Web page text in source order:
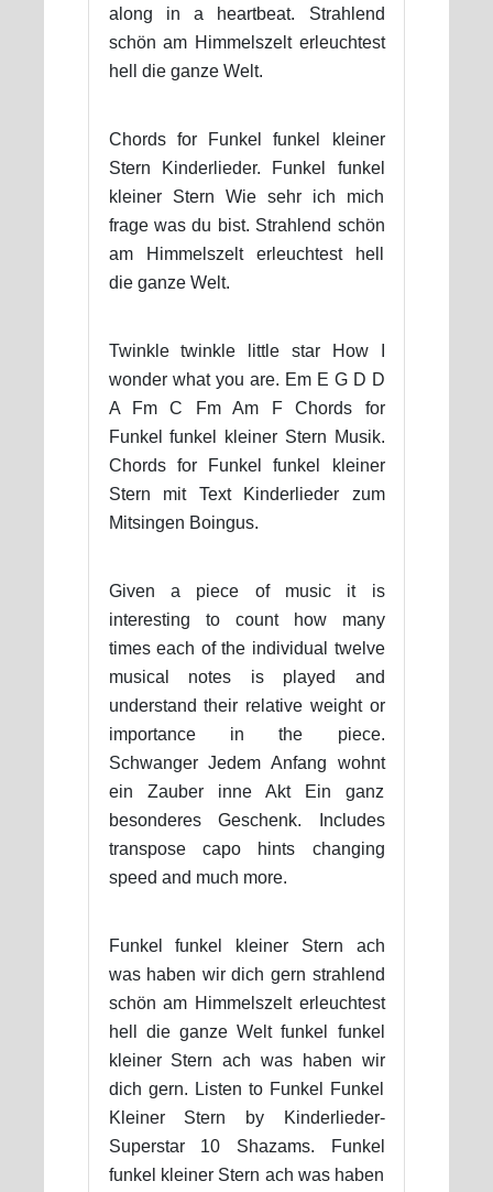
along in a heartbeat. Strahlend
schön am Himmelszelt erleuchtest
hell die ganze Welt.
Chords for Funkel funkel kleiner
Stern Kinderlieder. Funkel funkel
kleiner Stern Wie sehr ich mich
frage was du bist. Strahlend schön
am Himmelszelt erleuchtest hell
die ganze Welt.
Twinkle twinkle little star How I
wonder what you are. Em E G D D
A Fm C Fm Am F Chords for
Funkel funkel kleiner Stern Musik.
Chords for Funkel funkel kleiner
Stern mit Text Kinderlieder zum
Mitsingen Boingus.
Given a piece of music it is
interesting to count how many
times each of the individual twelve
musical notes is played and
understand their relative weight or
importance in the piece.
Schwanger Jedem Anfang wohnt
ein Zauber inne Akt Ein ganz
besonderes Geschenk. Includes
transpose capo hints changing
speed and much more.
Funkel funkel kleiner Stern ach
was haben wir dich gern strahlend
schön am Himmelszelt erleuchtest
hell die ganze Welt funkel funkel
kleiner Stern ach was haben wir
dich gern. Listen to Funkel Funkel
Kleiner Stern by Kinderlieder-
Superstar 10 Shazams. Funkel
funkel kleiner Stern ach was haben